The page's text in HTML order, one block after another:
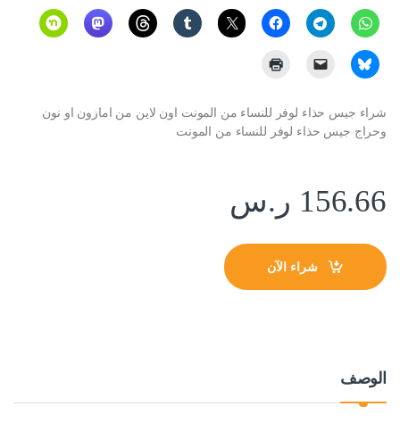
شراء جيس حذاء لوفر للنساء من المونت اون لاين من امازون او نون
وحراج جيس حذاء لوفر للنساء من المونت
156.66 ر.س
شراء الآن
الوصف